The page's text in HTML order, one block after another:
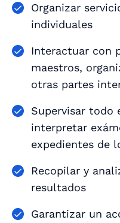
Organizar
individuales
Interactuar con
maestros,
otras partes
Supervisar todo
interpretar
expedientes de
Recopilar y
resultados
Garantizar un